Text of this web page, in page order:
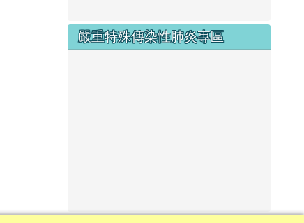
嚴重特殊傳染性肺炎專區